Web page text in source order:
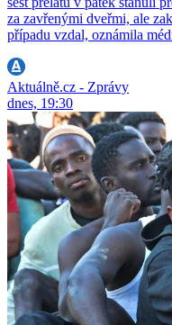
za zavřenými dveřmi, ale
případu vzdal, oznámila
Aktuálně.cz - Zprávy
dnes, 19:30